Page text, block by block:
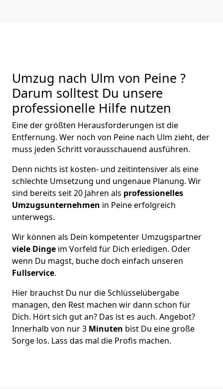
Umzug nach Ulm von Peine ?
Darum solltest Du unsere
professionelle Hilfe nutzen
Eine der größten Herausforderungen ist die
Entfernung. Wer noch von Peine nach Ulm zieht, der
muss jeden Schritt vorausschauend ausführen.
Denn nichts ist kosten- und zeitintensiver als eine
schlechte Umsetzung und ungenaue Planung. Wir
sind bereits seit 20 Jahren als professionelles
Umzugsunternehmen in Peine erfolgreich
unterwegs.
Wir können als Dein kompetenter Umzugspartner
viele Dinge im Vorfeld für Dich erledigen. Oder
wenn Du magst, buche doch einfach unseren
Fullservice.
Hier brauchst Du nur die Schlüsselübergabe
managen, den Rest machen wir dann schon für
Dich. Hört sich gut an? Das ist es auch. Angebot?
Innerhalb von nur 3 Minuten bist Du eine große
Sorge los. Lass das mal die Profis machen.